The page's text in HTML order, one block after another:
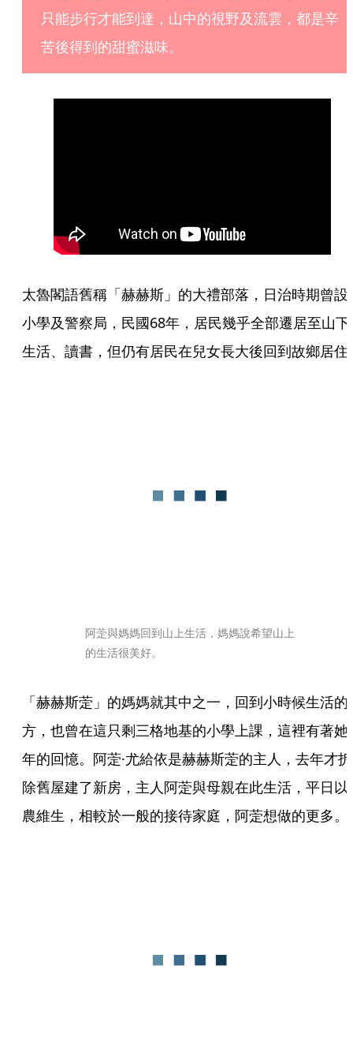
只能步行才能到達，山中的視野及流雲，都是辛
苦後得到的甜蜜滋味。
太魯閣語舊稱「赫赫斯」的大禮部落，日治時期曾設
小學及警察局，民國68年，居民幾乎全部遷居至山下
生活、讀書，但仍有居民在兒女長大後回到故鄉居住
阿萣與媽媽回到山上生活，媽媽說希望山上
的生活很美好。
「赫赫斯萣」的媽媽就其中之一，回到小時候生活的
方，也曾在這只剩三格地基的小學上課，這裡有著她
年的回憶。阿萣·尤給依是赫赫斯萣的主人，去年才拆
除舊屋建了新房，主人阿萣與母親在此生活，平日以
農維生，相較於一般的接待家庭，阿萣想做的更多。